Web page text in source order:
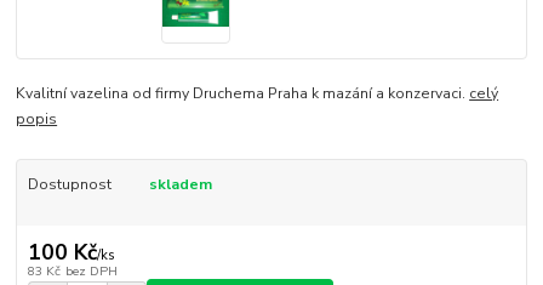
Kvalitní vazelina od firmy Druchema Praha k mazání a konzervaci. celý
popis
Dostupnost skladem
100 Kč/ks
83 Kč bez DPH